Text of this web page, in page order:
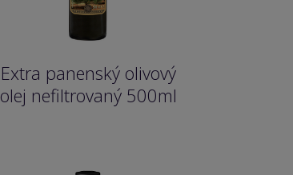
Extra panenský olivový
olej nefiltrovaný 500ml